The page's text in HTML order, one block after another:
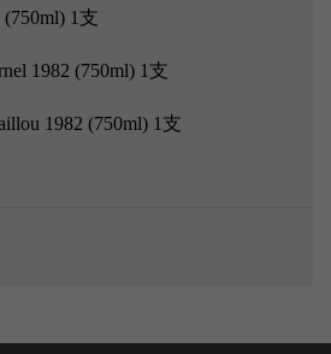
(750ml) 1支
1982 (750ml) 1支
1982 (750ml) 1支